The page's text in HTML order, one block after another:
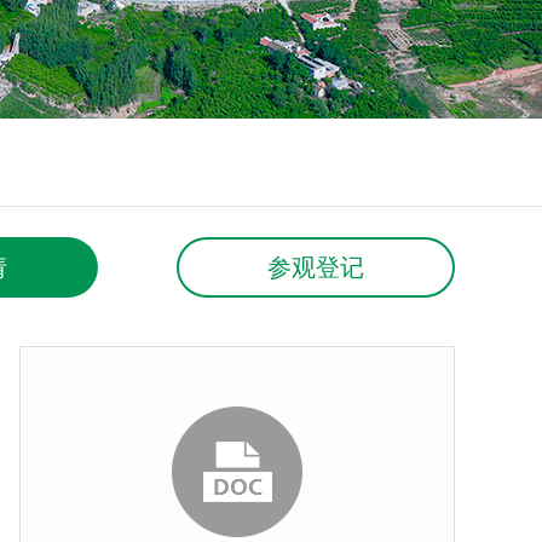
参观登记